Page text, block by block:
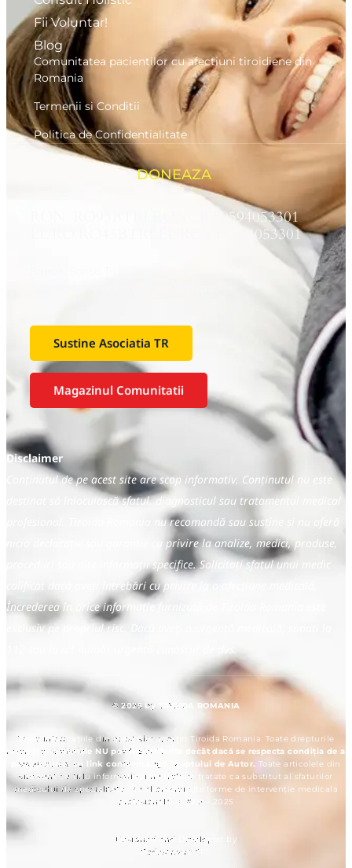
Fii Voluntar!
Blog
Comunitatea pacientilor cu afectiuni tiroidiene din
Romania
Termenii si Conditii
Politica de Confidentialitate
DONEAZA
RON RO95BTRLRONCRT0594053301
EURO RO45BTRLEURCRT0594053301
Sustine Asociatia TR
Magazinul Comunitatii
Disclaimer
Conținutul de pe acest site are scop informativ. Conținutul nu este
destinat să înlocuiască sfatul, diagnosticul sau tratamentul medical
profesional. Tiroida Romania nu recomandă sau susține și nu oferă
nicio declarație sau garanție cu privire la analize, medici, produse,
proceduri sau alte informații specifice. Solicitați sfatul unui medic
calificat dacă aveți întrebări cu privire la o afecțiune medicală.
Încrederea în orice informație furnizată de Tiroida Romania este
exclusiv pe propriul risc. Dacă aveți o urgență medicală, sunați la
© 2025 by TIROIDA ROMANIA
Toate informațiile din acest site aparțin Tiroida Romania. Toate drepturile
rezervate. Articolele NU pot fi distribuite decât dacă se respecta condiția de a
preciza sursa, cu link conform Legii Dreptului de Autor. Toate articolele din
site sunt cu titlu informativ și nu trebuie tratate ca substitut al sfaturilor
medicului de specialitate sau al orcarei alte forme de intervenție medicala
profesionala. © 2012 - 2025
Designed and Developed by
Codestream SRL